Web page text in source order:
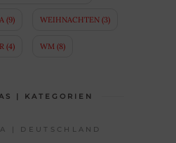
(9) WEIHNACHTEN(3)
(4) WM(8)
| KATEGORIEN
| DEUTSCHLAND